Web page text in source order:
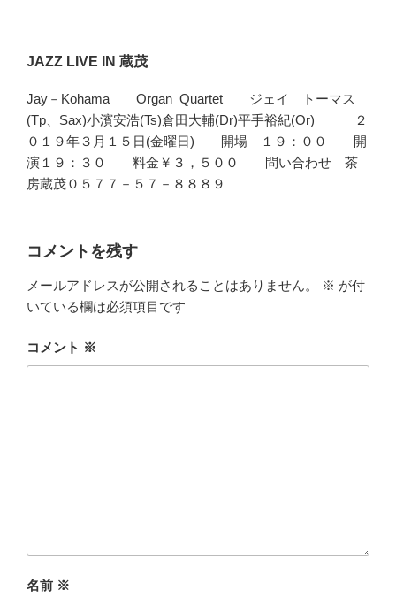
JAZZ LIVE IN 蔵茂
Jay－Kohama Organ Quartet ジェイ トーマス
(Tp、Sax)小濱安浩(Ts)倉田大輔(Dr)平手裕紀(Or) ２
０１９年３月１５日(金曜日) 開場 １９：００ 開
演１９：３０ 料金￥３，５００ 問い合わせ 茶
房蔵茂０５７７－５７－８８８９
コメントを残す
メールアドレスが公開されることはありません。 ※ が付
いている欄は必須項目です
コメント ※
名前 ※